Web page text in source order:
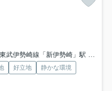
東武伊勢崎線「新伊勢崎」駅 徒歩42分
好立地
静かな環境